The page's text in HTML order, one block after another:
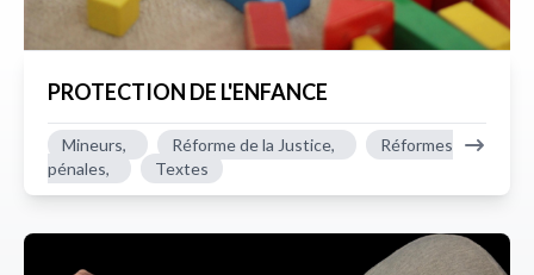
PROTECTION DE L'ENFANCE
Mineurs, Réforme de la Justice,
Réformes
pénales,
Textes